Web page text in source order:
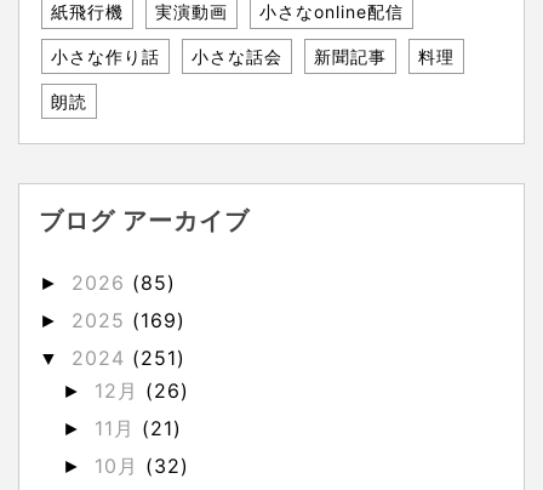
紙飛行機 実演動画 小さなonline配信
小さな作り話 小さな話会 新聞記事 料理
朗読
ブログ アーカイブ
► 2026 (85)
► 2025 (169)
▼ 2024 (251)
► 12月 (26)
► 11月 (21)
► 10月 (32)